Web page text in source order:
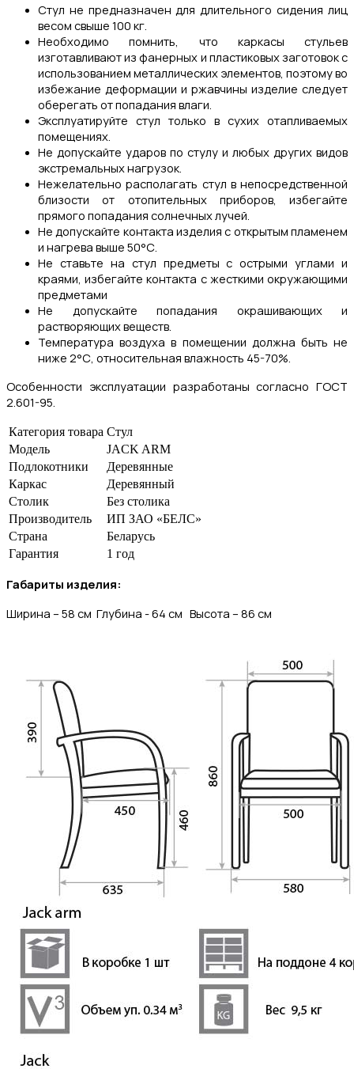
Стул не предназначен для длительного сидения лиц
весом свыше 100 кг.
Необходимо помнить, что каркасы стульев
изготавливают из фанерных и пластиковых заготовок с
использованием металлических элементов, поэтому во
избежание деформации и ржавчины изделие следует
оберегать от попадания влаги.
Эксплуатируйте стул только в сухих отапливаемых
помещениях.
Не допускайте ударов по стулу и любых других видов
экстремальных нагрузок.
Нежелательно располагать стул в непосредственной
близости от отопительных приборов, избегайте
прямого попадания солнечных лучей.
Не допускайте контакта изделия с открытым пламенем
и нагрева выше 50°С.
Не ставьте на стул предметы с острыми углами и
краями, избегайте контакта с жесткими окружающими
предметами
Не допускайте попадания окрашивающих и
растворяющих веществ.
Температура воздуха в помещении должна быть не
ниже 2°С, относительная влажность 45-70%.
Особенности эксплуатации разработаны согласно ГОСТ
2.601-95.
Категория товара Стул
Модель
JACK ARM
Подлокотники
Деревянные
Каркас
Деревянный
Столик
Без столика
Производитель
ИП ЗАО «БЕЛС»
Страна
Беларусь
Гарантия
1 год
Габариты изделия:
Ширина – 58 см Глубина - 64 см Высота – 86 см